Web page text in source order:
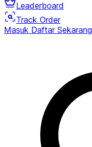
Leaderboard
Track Order
Masuk Daftar Sekarang